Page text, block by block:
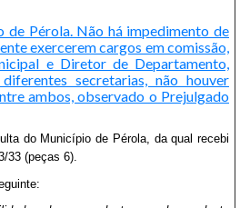
de Pérola. Não há impedimento de
exercerem cargos em comissão,
e Diretor de Departamento,
secretarias, não houver
ambos, observado o Prejulgado
do Município de Pérola, da qual recebi
33 (peças 6).